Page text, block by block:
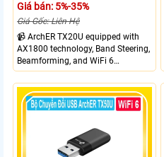
Giá bán: 5%-35%
Giá Gốc: Liên Hệ
📹 ArchER TX20U equipped with
AX1800 technology, Band Steering,
Beamforming, and WiFi 6
transmission. Band Steering
technology optimizes connections,
Beamforming enhances signal
focus for better coverage. Upgrade
leading-edge features.